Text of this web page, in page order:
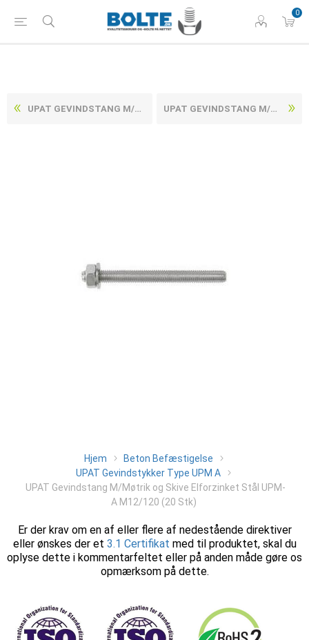
0
UPAT GEVINDSTANG M/MØTRIK OG SKIVE ELFORZINKET STÅL UPM-A M10/170 (20 STK) UPAT GEVINDSTANG M/MØTRIK OG SKIVE ELFORZINKET STÅL UPM-A M12/140 (20 STK)
Hjem
Beton Befæstigelse
UPAT Gevindstykker Type UPM A
UPAT Gevindstang M/Møtrik og Skive Elforzinket Stål UPM-
A M12/120 (20 Stk)
Er der krav om en af eller flere af nedestående direktiver
eller ønskes der et 3.1 Certifikat med til produktet, skal du
oplyse dette i kommentarfeltet eller på anden måde gøre os
opmærksom på dette.